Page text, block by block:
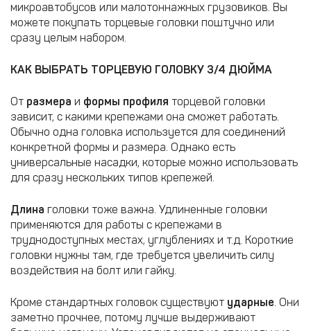
микроавтобусов или малотоннажных грузовиков. Вы
можете покупать торцевые головки поштучно или
сразу целым набором.
КАК ВЫБРАТЬ ТОРЦЕВУЮ ГОЛОВКУ 3/4 ДЮЙМА
От размера и формы профиля торцевой головки
зависит, с какими крепежами она сможет работать.
Обычно одна головка используется для соединений
конкретной формы и размера. Однако есть
универсальные насадки, которые можно использовать
для сразу нескольких типов крепежей.
Длина головки тоже важна. Удлиненные головки
применяются для работы с крепежами в
труднодоступных местах, углублениях и т.д. Короткие
головки нужны там, где требуется увеличить силу
воздействия на болт или гайку.
Кроме стандартных головок существуют ударные. Они
заметно прочнее, потому лучше выдерживают